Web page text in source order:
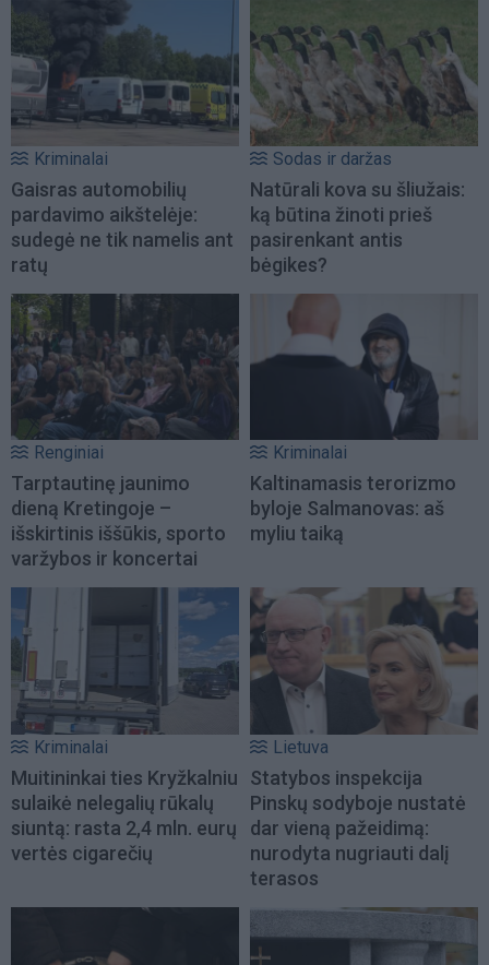
Kriminalai
Gaisras automobilių
pardavimo aikštelėje:
sudegė ne tik namelis ant
ratų
Sodas ir daržas
Natūrali kova su šliužais:
ką būtina žinoti prieš
pasirenkant antis
bėgikes?
Renginiai
Tarptautinę jaunimo
dieną Kretingoje –
išskirtinis iššūkis, sporto
varžybos ir koncertai
Kriminalai
Kaltinamasis terorizmo
byloje Salmanovas: aš
myliu taiką
Kriminalai
Muitininkai ties Kryžkalniu
sulaikė nelegalių rūkalų
siuntą: rasta 2,4 mln. eurų
vertės cigarečių
Lietuva
Statybos inspekcija
Pinskų sodyboje nustatė
dar vieną pažeidimą:
nurodyta nugriauti dalį
terasos